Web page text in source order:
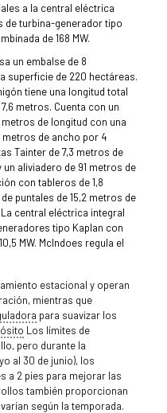
a la central eléctrica
de turbina-generador tipo
de 168 MW.
un embalse de 8
superficie de 220 hectáreas.
tiene una longitud total
metros. Cuenta con un
de longitud con una
de ancho por 4
Tainter de 7,3 metros de
aliviadero de 91 metros de
con tableros de 1,8
puntales de 15,2 metros de
central eléctrica integral
tipo Kaplan con
MW. McIndoes regula el
estacional y operan
mientras que
para suavizar los
Los límites de
pero durante la
al 30 de junio), los
a 2 pies para mejorar las
también proporcionan
según la temporada.